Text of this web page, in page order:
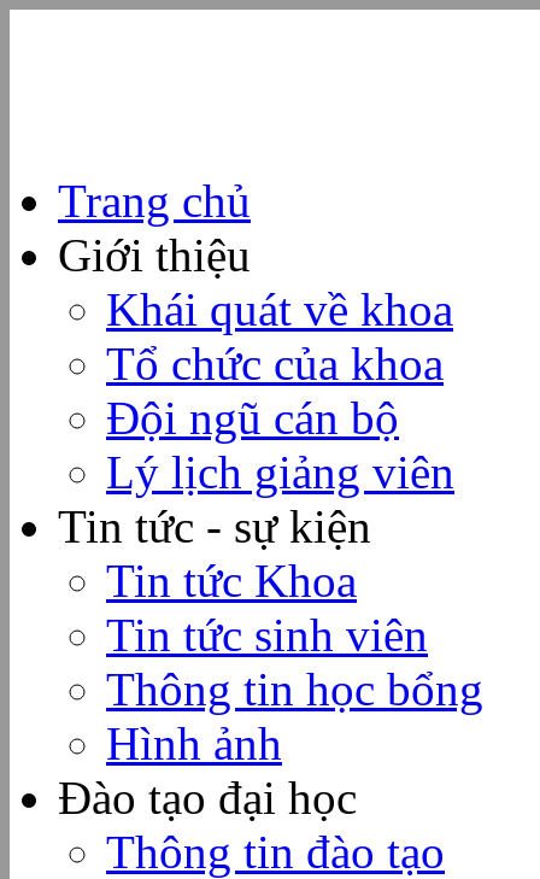
Trang chủ
Giới thiệu
Khái quát về khoa
Tổ chức của khoa
Đội ngũ cán bộ
Lý lịch giảng viên
Tin tức - sự kiện
Tin tức Khoa
Tin tức sinh viên
Thông tin học bổng
Hình ảnh
Đào tạo đại học
Thông tin đào tạo